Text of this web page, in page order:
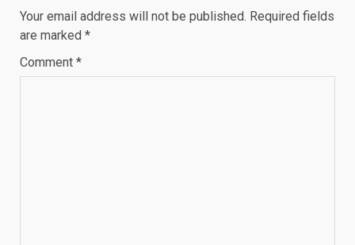
Your email address will not be published. Required fields
are marked *
Comment *